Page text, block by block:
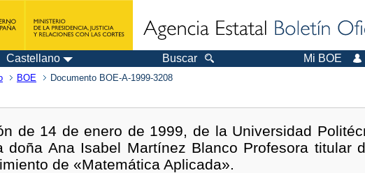
Castellano Buscar Mi BOE
BOE Documento BOE-A-1999-3208
de 14 de enero de 1999, de la Universidad
doña Ana Isabel Martínez Blanco Profesora titular
de «Matemática Aplicada».